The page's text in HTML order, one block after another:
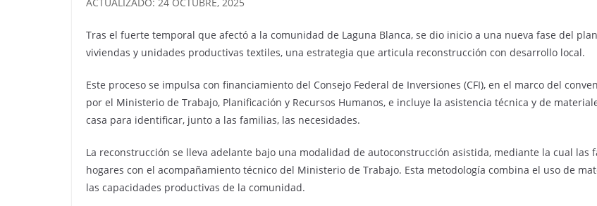
Tras el fuerte temporal que afectó a la comunidad de Laguna Blanca, se dio inicio a una nueva fase del
viviendas y unidades productivas textiles, una estrategia que articula reconstrucción con desarrollo local.
Este proceso se impulsa con financiamiento del Consejo Federal de Inversiones (CFI), en el marco del
por el Ministerio de Trabajo, Planificación y Recursos Humanos, e incluye la asistencia técnica y de
casa para identificar, junto a las familias, las necesidades.
La reconstrucción se lleva adelante bajo una modalidad de autoconstrucción asistida, mediante la cual
hogares con el acompañamiento técnico del Ministerio de Trabajo. Esta metodología combina el uso de
las capacidades productivas de la comunidad.